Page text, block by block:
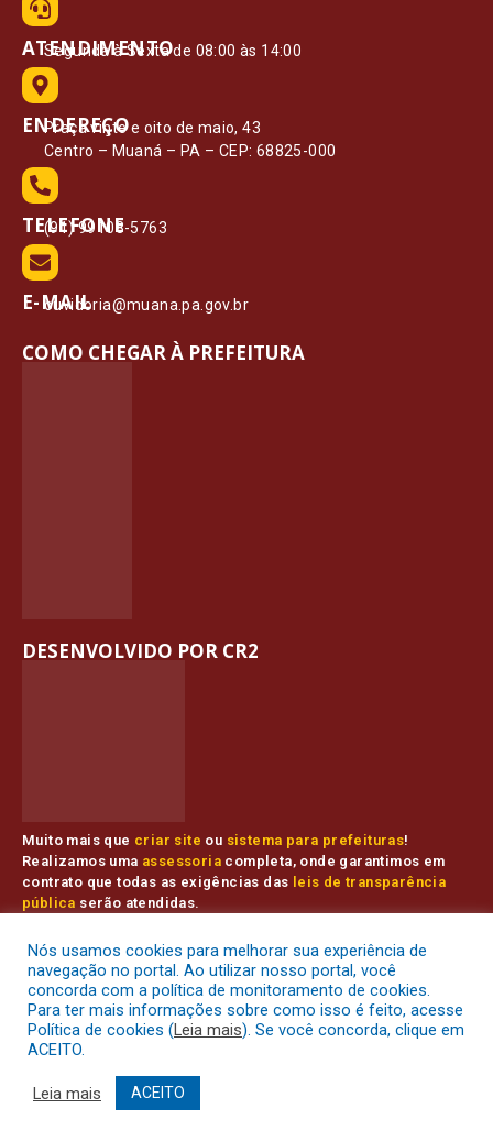
ATENDIMENTO
Segunda à Sexta de 08:00 às 14:00
ENDEREÇO
Praça vinte e oito de maio, 43
Centro – Muaná – PA – CEP: 68825-000
TELEFONE
(91) 99108-5763
E-MAIL
ouvidoria@muana.pa.gov.br
COMO CHEGAR À PREFEITURA
Muito mais que criar site ou sistema para prefeituras!
Realizamos uma assessoria completa, onde garantimos em
contrato que todas as exigências das leis de transparência
pública serão atendidas.
DESENVOLVIDO POR CR2
Todos os direitos reservados aPrefeitura Municipal de Muaná.
Acessar Área Administrativa
Nós usamos cookies para melhorar sua experiência de
navegação no portal. Ao utilizar nosso portal, você
concorda com a política de monitoramento de cookies.
Para ter mais informações sobre como isso é feito, acesse
Política de cookies (Leia mais). Se você concorda, clique em
ACEITO.
Leia mais ACEITO